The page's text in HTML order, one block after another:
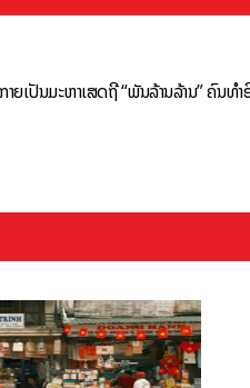
ຍເປັນມະຫາເສດຖີ “ພັນລ້ານລ້ານ” ຄົນທ